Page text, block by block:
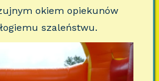
okiem opiekunów
szaleństwu.